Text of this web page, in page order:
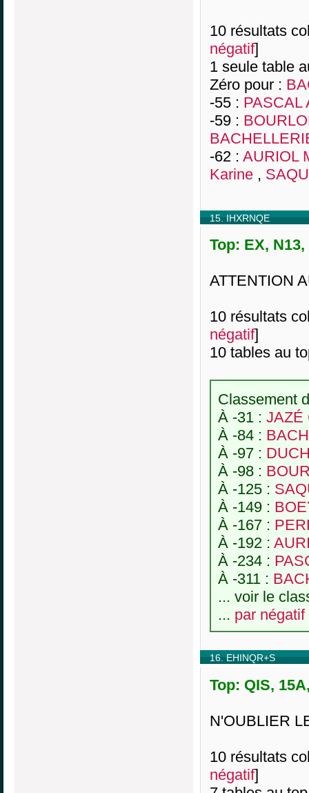
10 résultats
négatif]
1 seule table
Zéro pour :
-55 : PASCAL
-59 :
-62 : AURIOL
Karine ,
15. IHXRNQE
Top: EX,
ATTENTION
10 résultats
négatif]
10 tables au
Classement
À -31 : JAZÉ
À -84 :
À -97 :
À -98 :
À -125 :
À -149 :
À -167 :
À -192 :
À -234 :
À -311 :
... voir le
... par négatif
16. EHINQR+S
Top: QIS,
N'OUBLIER
10 résultats
négatif]